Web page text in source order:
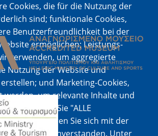
Cookies, die für die Nutzung der
sind; funktionale Cookies,
Benutzerfreundlichkeit bei der
ermöglichen; Leistungs-
verwenden, um aggregierte
Nutzung der Website und
und Marketing-Cookies,
werden, um relevante Inhalte und
Wenn Sie "ALLE
wählen, erklären Sie sich mit der
Cookies einverstanden. Unter